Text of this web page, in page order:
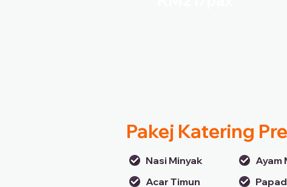
Pakej Katering
Nasi Minyak
Acar Timun
Ayam